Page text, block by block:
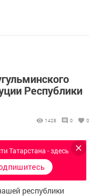
Республики
1428 0 0
поздравляю вас с
республики
Татарстана - здесь